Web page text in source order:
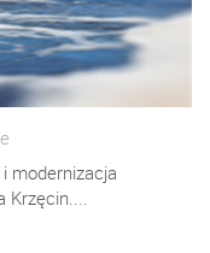
modernizacja
Krzęcin....